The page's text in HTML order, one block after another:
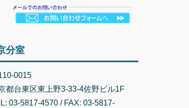
分室
0015
都台東区東上野3-33-4佐野ビル1F
03-5817-4570 / FAX: 03-5817-